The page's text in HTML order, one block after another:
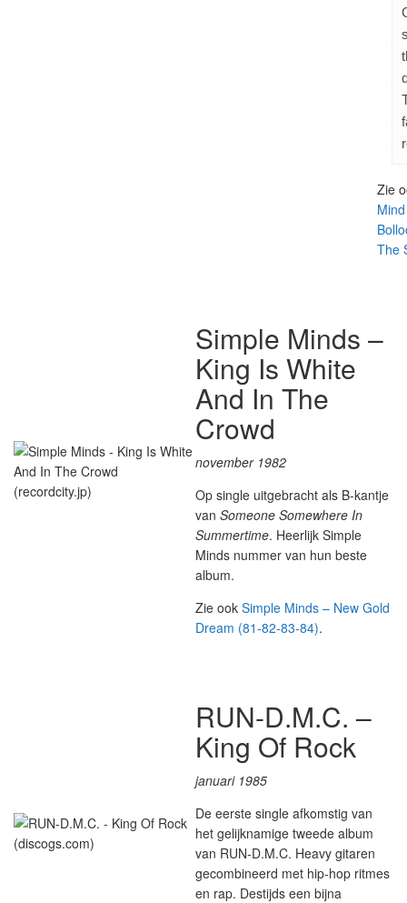
Zie
The
Simple Minds –
King Is White
And In The
Crowd
november 1982
Op single uitgebracht als B-kantje
van Someone Somewhere In
Summertime. Heerlijk Simple
Minds nummer van hun beste
album.
Zie ook Simple Minds – New Gold
Dream (81-82-83-84).
RUN-D.M.C. –
King Of Rock
januari 1985
De eerste single afkomstig van
het gelijknamige tweede album
van RUN-D.M.C. Heavy gitaren
gecombineerd met hip-hop ritmes
en rap. Destijds een bijna